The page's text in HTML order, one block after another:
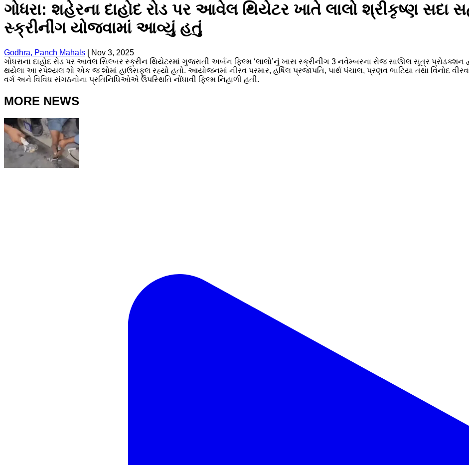
ગોધરા: શહેરના દાહોદ રોડ પર આવેલ થિયેટર ખાતે લાલો શ્રીકૃષ્ણ સદા
સ્ક્રીનીંગ યોજવામાં આવ્યું હતું
Godhra, Panch Mahals
Nov 3, 2025
ગોધરાના દાહોદ રોડ પર આવેલ સિલ્બર સ્ક્રીન થિયેટરમાં ગુજરાતી અર્બન ફિલ્મ ‘લાલો’નું ખાસ સ્ક્રીનીંગ 3 નવેમ્બરના રોજ સાઊલ સૂત્ર પ્રોડક્શન
થયેલા આ સ્પેશ્યલ શો એક જ શોમાં હાઉસફૂલ રહ્યો હતો. આયોજનમાં નીરવ પરમાર, હર્ષિલ પ્રજાપતિ, પાર્થ પંચાલ, પ્રણવ ભાટિયા તથા વિનોદ
વર્ગ અને વિવિધ સંગઠનોના પ્રતિનિધિઓએ ઉપસ્થિતિ નોંધાવી ફિલ્મ નિહાળી હતી.
MORE NEWS